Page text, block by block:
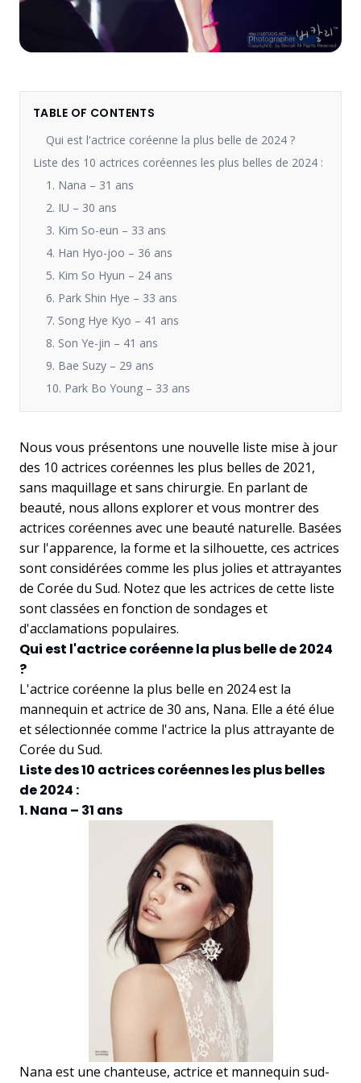
TABLE OF CONTENTS
Qui est l'actrice coréenne la plus belle de 2024 ?
Liste des 10 actrices coréennes les plus belles de 2024 :
1. Nana – 31 ans
2. IU – 30 ans
3. Kim So-eun – 33 ans
4. Han Hyo-joo – 36 ans
5. Kim So Hyun – 24 ans
6. Park Shin Hye – 33 ans
7. Song Hye Kyo – 41 ans
8. Son Ye-jin – 41 ans
9. Bae Suzy – 29 ans
10. Park Bo Young – 33 ans
Nous vous présentons une nouvelle liste mise à jour
des 10 actrices coréennes les plus belles de 2021,
sans maquillage et sans chirurgie. En parlant de
beauté, nous allons explorer et vous montrer des
actrices coréennes avec une beauté naturelle. Basées
sur l'apparence, la forme et la silhouette, ces actrices
sont considérées comme les plus jolies et attrayantes
de Corée du Sud. Notez que les actrices de cette liste
sont classées en fonction de sondages et
d'acclamations populaires.
Qui est l'actrice coréenne la plus belle de 2024
?
L'actrice coréenne la plus belle en 2024 est la
mannequin et actrice de 30 ans, Nana. Elle a été élue
et sélectionnée comme l'actrice la plus attrayante de
Corée du Sud.
Liste des 10 actrices coréennes les plus belles
de 2024 :
1. Nana – 31 ans
Nana est une chanteuse, actrice et mannequin sud-